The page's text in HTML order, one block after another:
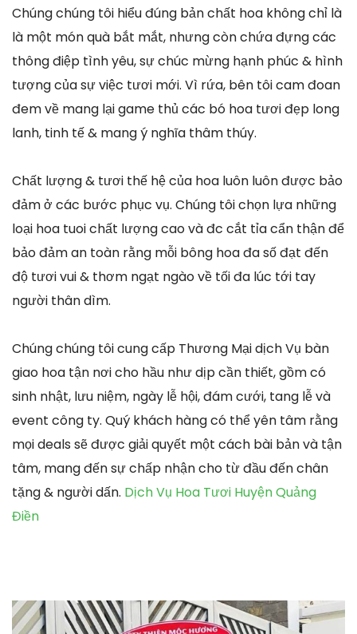
Chúng chúng tôi hiểu đúng bản chất hoa không chỉ là
là một món quà bắt mắt, nhưng còn chứa đựng các
thông điệp tình yêu, sự chúc mừng hạnh phúc & hình
tượng của sự việc tươi mới. Vì rứa, bên tôi cam đoan
đem về mang lại game thủ các bó hoa tươi đẹp long
lanh, tinh tế & mang ý nghĩa thâm thúy.
Chất lượng & tươi thế hệ của hoa luôn luôn được bảo
đảm ở các bước phục vụ. Chúng tôi chọn lựa những
loại hoa tuoi chất lượng cao và đc cắt tỉa cẩn thận để
bảo đảm an toàn rằng mỗi bông hoa đa số đạt đến
độ tươi vui & thơm ngạt ngào về tối đa lúc tới tay
người thân dìm.
Chúng chúng tôi cung cấp Thương Mại dịch Vụ bàn
giao hoa tận nơi cho hầu như dịp cần thiết, gồm có
sinh nhật, lưu niệm, ngày lễ hội, đám cưới, tang lễ và
event công ty. Quý khách hàng có thể yên tâm rằng
mọi deals sẽ được giải quyết một cách bài bản và tận
tâm, mang đến sự chấp nhận cho từ đầu đến chân
tặng & người dấn. Dịch Vụ Hoa Tươi Huyện Quảng
Điền